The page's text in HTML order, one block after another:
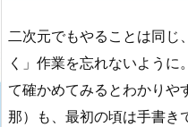
二次元でもやることは同じ
く」作業を忘れないよう
て確かめてみるとわかりや
那）も、最初の頃は手書き